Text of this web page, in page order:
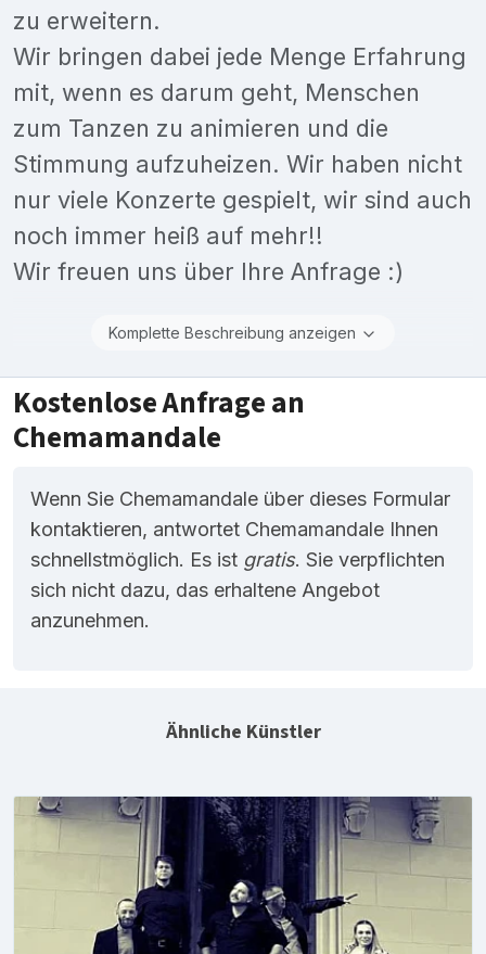
zu erweitern.
Wir bringen dabei jede Menge Erfahrung
mit, wenn es darum geht, Menschen
zum Tanzen zu animieren und die
Stimmung aufzuheizen. Wir haben nicht
nur viele Konzerte gespielt, wir sind auch
noch immer heiß auf mehr!!
Wir freuen uns über Ihre Anfrage :)
Komplette Beschreibung anzeigen
Kostenlose Anfrage an
Chemamandale
Wenn Sie Chemamandale über dieses Formular
kontaktieren, antwortet Chemamandale Ihnen
schnellstmöglich. Es ist gratis. Sie verpflichten
sich nicht dazu, das erhaltene Angebot
anzunehmen.
Ähnliche Künstler